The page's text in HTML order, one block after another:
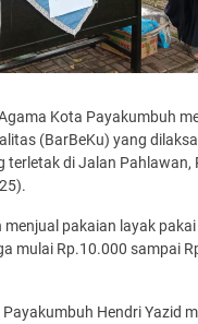
Kota Payakumbuh
(BarBeKu) yang
terletak di Jalan Pahlawan,
menjual pakaian layak
mulai Rp.10.000 sampai
Hendri Yazid